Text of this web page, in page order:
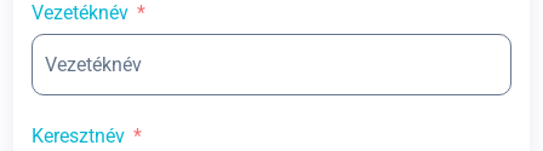
Vezetéknév
Keresztnév